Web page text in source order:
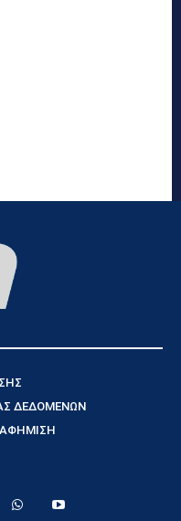
ΔΕΔΟΜΕΝΩΝ